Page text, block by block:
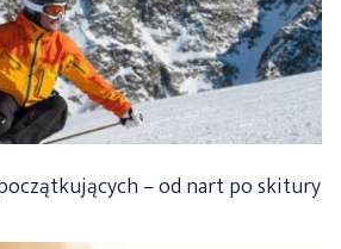
– od nart po skitury